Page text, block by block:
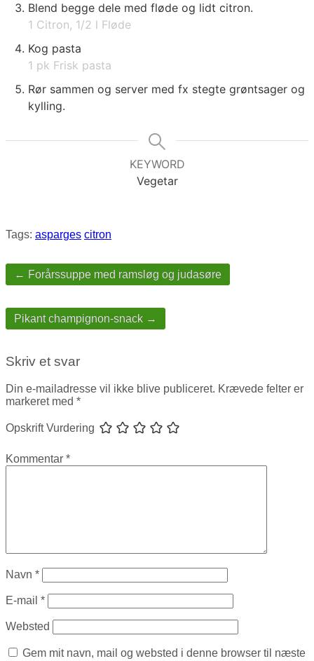
Blend begge dele med fløde og lidt citron.
1 Citron, 1/2 l Fløde
Kog pasta
1 pk Frisk pasta
Rør sammen og server med fx stegte grøntsager og
kylling.
KEYWORD
Vegetar
Tags: asparges citron
navigation
← Forårssuppe med ramsløg og judasøre
Pikant champignon-snack →
Skriv et svar
Din e-mailadresse vil ikke blive publiceret. Krævede felter er
markeret med *
Opskrift Vurdering
Kommentar *
Navn *
E-mail *
Websted
Gem mit navn, mail og websted i denne browser til næste